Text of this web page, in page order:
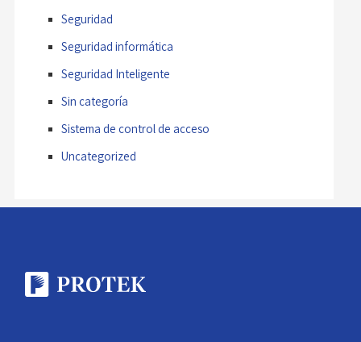
Seguridad
Seguridad informática
Seguridad Inteligente
Sin categoría
Sistema de control de acceso
Uncategorized